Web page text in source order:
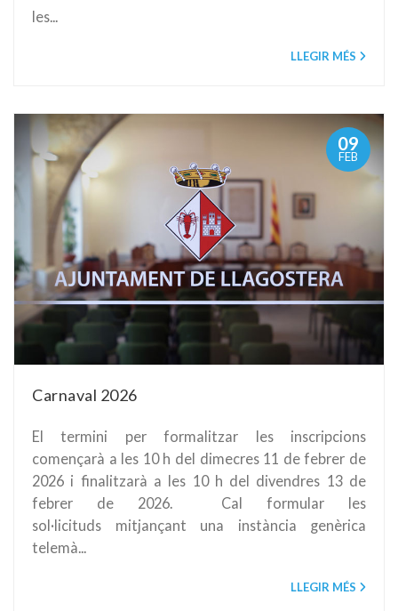
les...
LLEGIR MÉS
09
FEB
Carnaval 2026
El termini per formalitzar les inscripcions
començarà a les 10 h del dimecres 11 de febrer de
2026 i finalitzarà a les 10 h del divendres 13 de
febrer de 2026. Cal formular les
sol·licituds mitjançant una instància genèrica
telemà...
LLEGIR MÉS